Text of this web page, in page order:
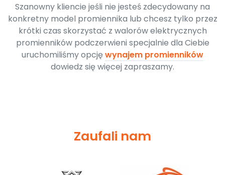
Szanowny kliencie jeśli nie jesteś zdecydowany na
konkretny model promiennika lub chcesz tylko przez
krótki czas skorzystać z walorów elektrycznych
promienników podczerwieni specjalnie dla Ciebie
uruchomiliśmy opcjęwynajem promienników
dowiedz się więcej zapraszamy.
Zaufali nam